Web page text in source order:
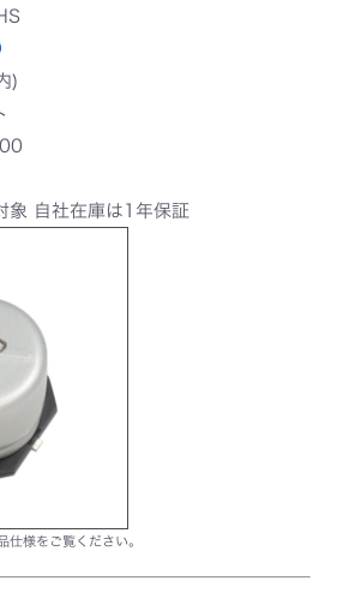
)
象 自社在庫は1年保証
様をご覧ください。